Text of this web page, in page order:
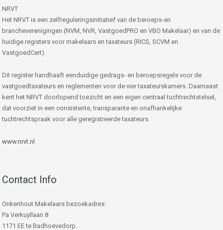
NRVT
Het NRVT is een zelfreguleringsinitiatief van de beroeps-en
brancheverenigingen (NVM, NVR, VastgoedPRO en VBO Makelaar) en van de
huidige registers voor makelaars en taxateurs (RICS, SCVM en
VastgoedCert).
Dit register handhaaft eenduidige gedrags- en beroepsregels voor de
vastgoedtaxateurs en reglementen voor de vier taxateurskamers. Daarnaast
kent het NRVT doorlopend toezicht en een eigen centraal tuchtrechtstelsel,
dat voorziet in een consistente, transparante en onafhankelijke
tuchtrechtspraak voor alle geregistreerde taxateurs.
www.nrvt.nl
Contact Info
Onkenhout Makelaars bezoekadres:
Pa Verkuyllaan 8
1171 EE te Badhoevedorp.